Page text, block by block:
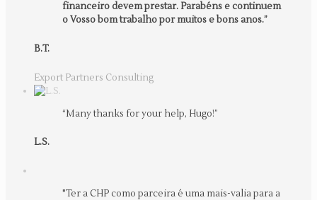
financeiro devem prestar. Parabéns e continuem
o Vosso bom trabalho por muitos e bons anos.”
B.T.
Export Partners Consulting
“Many thanks for your help, Hugo!”
L.S.
"Ter a CHP como parceira é uma mais-valia para a